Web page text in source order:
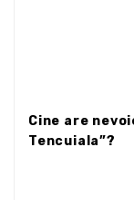
Cine are
Tencuiala”?